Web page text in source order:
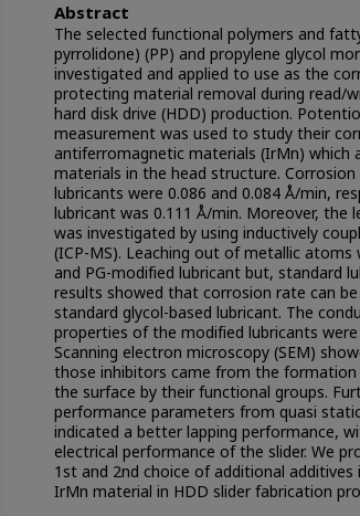
Abstract
The selected functional polymers and
pyrrolidone) (PP) and propylene glycol
investigated and applied to use as the
protecting material removal during read/
hard disk drive (HDD) production.
measurement was used to study their
antiferromagnetic materials (IrMn) which
materials in the head structure.
lubricants were 0.086 and 0.084 Å/min,
lubricant was 0.111 Å/min. Moreover,
was investigated by using inductively
(ICP-MS). Leaching out of metallic atoms
and PG-modified lubricant but, standard
results showed that corrosion rate can
standard glycol-based lubricant. The
properties of the modified lubricants
Scanning electron microscopy (SEM)
those inhibitors came from the
the surface by their functional groups.
performance parameters from quasi
indicated a better lapping performance,
electrical performance of the slider. We
1st and 2nd choice of additional
IrMn material in HDD slider fabrication